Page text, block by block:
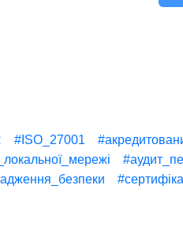
#ISO_27001